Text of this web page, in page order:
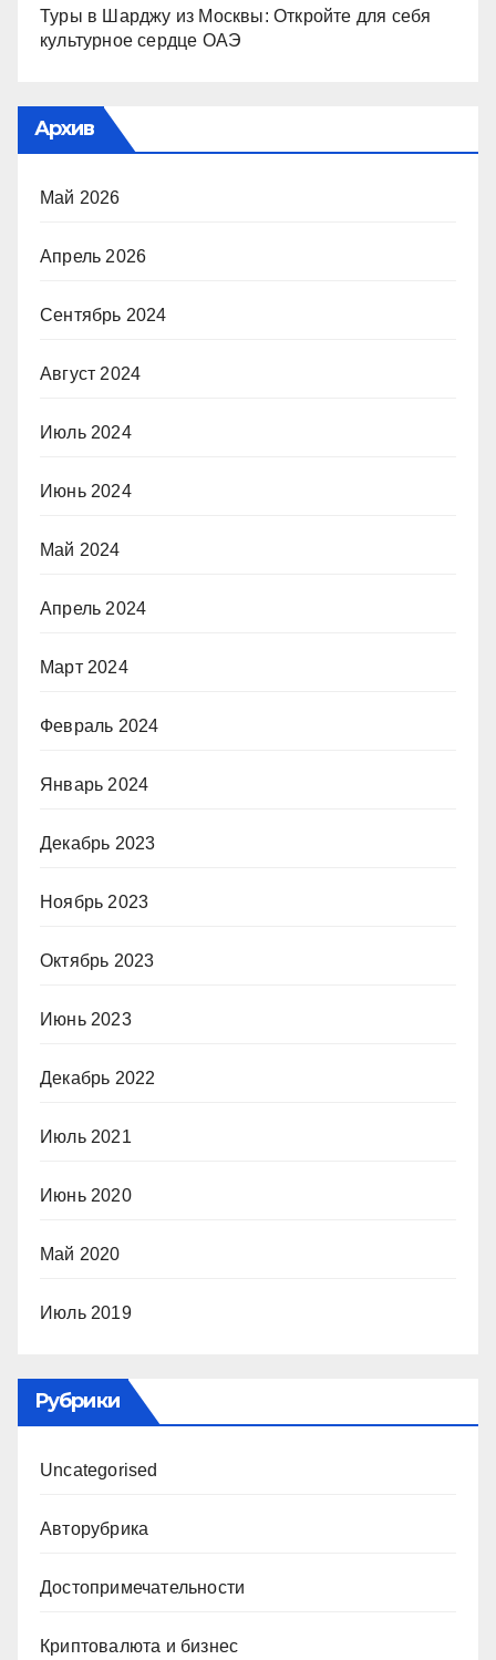
Туры в Шарджу из Москвы: Откройте для себя
культурное сердце ОАЭ
Архив
Май 2026
Апрель 2026
Сентябрь 2024
Август 2024
Июль 2024
Июнь 2024
Май 2024
Апрель 2024
Март 2024
Февраль 2024
Январь 2024
Декабрь 2023
Ноябрь 2023
Октябрь 2023
Июнь 2023
Декабрь 2022
Июль 2021
Июнь 2020
Май 2020
Июль 2019
Рубрики
Uncategorised
Авторубрика
Достопримечательности
Криптовалюта и бизнес